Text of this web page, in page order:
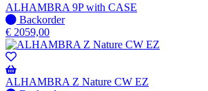
ALHAMBRA 9P with CASE
Niet
op
voorraad
-
Wordt
verzonden
Backorder
€ 2059,00
ALHAMBRA Z Nature CW EZ